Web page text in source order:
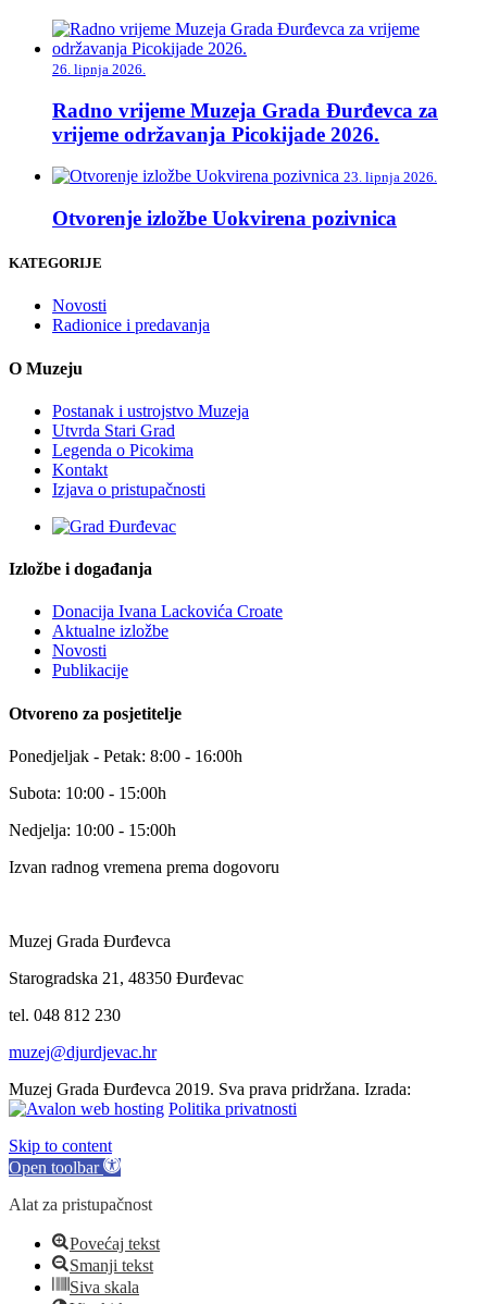
26. lipnja 2026.
Radno vrijeme Muzeja Grada Đurđevca za
vrijeme održavanja Picokijade 2026.
23. lipnja 2026.
Otvorenje izložbe Uokvirena pozivnica
KATEGORIJE
Novosti
Radionice i predavanja
O Muzeju
Postanak i ustrojstvo Muzeja
Utvrda Stari Grad
Legenda o Picokima
Kontakt
Izjava o pristupačnosti
Izložbe i događanja
Donacija Ivana Lackovića Croate
Aktualne izložbe
Novosti
Publikacije
Otvoreno za posjetitelje
Ponedjeljak - Petak: 8:00 - 16:00h
Subota: 10:00 - 15:00h
Nedjelja: 10:00 - 15:00h
Izvan radnog vremena prema dogovoru
Muzej Grada Đurđevca
Starogradska 21, 48350 Đurđevac
tel. 048 812 230
muzej@djurdjevac.hr
Muzej Grada Đurđevca 2019. Sva prava pridržana. Izrada:
Politika privatnosti
Skip to content
Open toolbar
Alat za pristupačnost
Povećaj tekst
Smanji tekst
Siva skala